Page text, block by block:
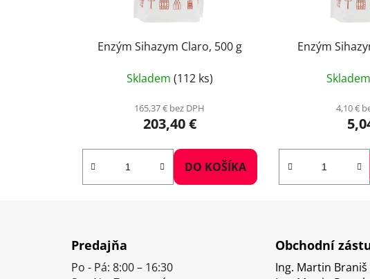
Enzým Sihazym Claro, 500 g
Skladem (112 ks)
165,37 € bez DPH
203,40 €
DO KOŠÍKA
Enzým
Skladem
4,10 €
Predajňa
Po - Pá: 8:00 – 16:30
Obchodní
Ing. Martin